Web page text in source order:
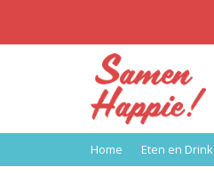
Home Eten en